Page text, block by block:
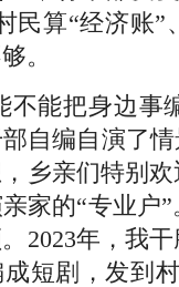
民算“经济账
。
不能把身边事
自编自演了
乡亲们特别
家的“专业户
2023年，我
短剧，发到